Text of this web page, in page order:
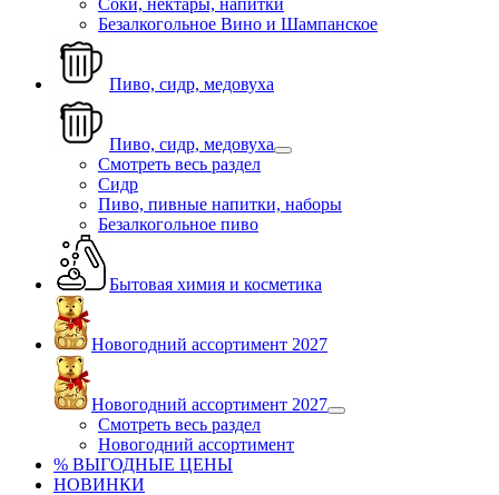
Соки, нектары, напитки
Безалкогольное Вино и Шампанское
Пиво, сидр, медовуха
Пиво, сидр, медовуха
Смотреть весь раздел
Сидр
Пиво, пивные напитки, наборы
Безалкогольное пиво
Бытовая химия и косметика
Новогодний ассортимент 2027
Новогодний ассортимент 2027
Смотреть весь раздел
Новогодний ассортимент
% ВЫГОДНЫЕ ЦЕНЫ
НОВИНКИ